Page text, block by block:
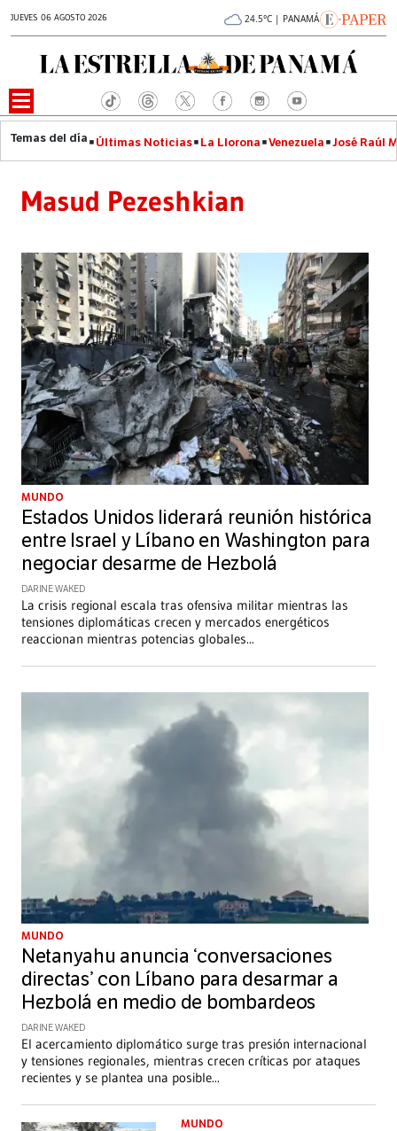
JUEVES 06 AGOSTO 2026 24.5°C | PANAMÁ
Últimas Noticias La Llorona Venezuela José Raúl
Masud Pezeshkian
MUNDO
Estados Unidos liderará reunión histórica
entre Israel y Líbano en Washington para
negociar desarme de Hezbolá
DARINE WAKED
La crisis regional escala tras ofensiva militar mientras las
tensiones diplomáticas crecen y mercados energéticos
reaccionan mientras potencias globales...
MUNDO
Netanyahu anuncia ‘conversaciones
directas’ con Líbano para desarmar a
Hezbolá en medio de bombardeos
DARINE WAKED
El acercamiento diplomático surge tras presión internacional
y tensiones regionales, mientras crecen críticas por ataques
recientes y se plantea una posible...
MUNDO